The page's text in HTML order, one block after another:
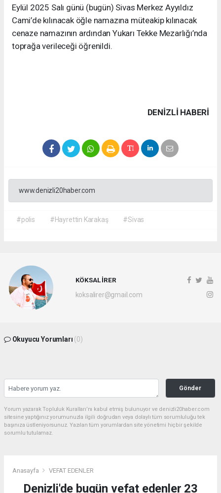
Eylül 2025 Salı günü (bugün) Sivas Merkez Ayyıldız
Cami’de kılınacak öğle namazına müteakip kılınacak
cenaze namazının ardından Yukarı Tekke Mezarlığı’nda
toprağa verileceği öğrenildi.
DENIZLI HABERİ
www.denizli20haber.com
#polis #Hayrettin Karakaş #Sivas
KÖKSAL İRER
koksalirer@gmail.com
Okuyucu Yorumları (0)
Gönder
Yorum yazarak Topluluk Kuralları’nı kabul etmiş bulunuyor ve denizli20haber.com
sitesine yaptığınız yorumunuzla ilgili doğrudan veya dolaylı tüm sorumluluğu tek
başınıza üstleniyorsunuz. Yazılan tüm yorumlardan site yönetimi hiçbir şekilde
sorumlu tutulamaz.
Anasayfa VEFAT EDENLER
Denizli'de bugün vefat edenler 23